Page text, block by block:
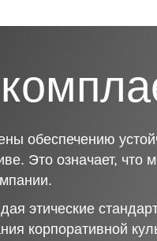
обеспечению
Это означает,
этические
корпоративной